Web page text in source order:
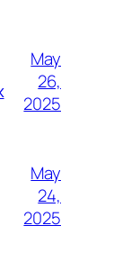
May
26,
2025
May
24,
2025